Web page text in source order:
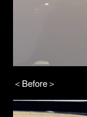
＜Before＞